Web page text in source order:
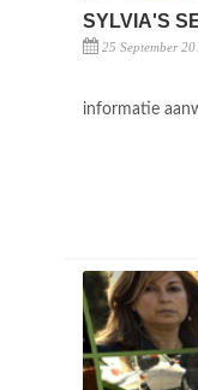
SYLVIA'S
25 September
informatie